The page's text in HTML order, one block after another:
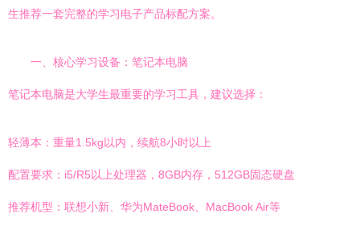
生推荐一套完整的学习电子产品标配方案。
一、核心学习设备：笔记本电脑
笔记本电脑是大学生最重要的学习工具，建议选择：
轻薄本：重量1.5kg以内，续航8小时以上
配置要求：i5/R5以上处理器，8GB内存，512GB固态硬盘
推荐机型：联想小新、华为MateBook、MacBook Air等